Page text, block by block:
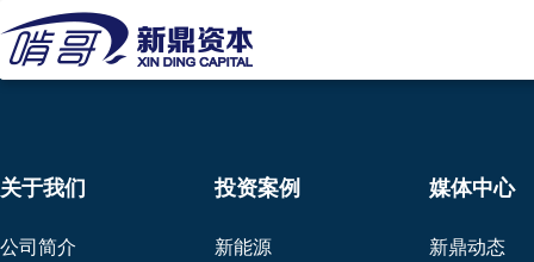
关于我们
公司简介
投资案例
新能源
媒体中心
新鼎动态